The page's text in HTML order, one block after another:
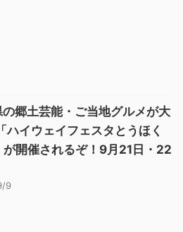
郷土芸能・ご当地グルメが大
ハイウェイフェスタとうほく
開催されるぞ！9月21日・22
9